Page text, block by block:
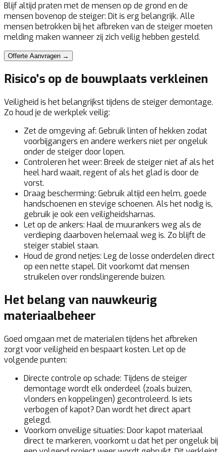
Blijf altijd praten met de mensen op de grond en de
mensen bovenop de steiger: Dit is erg belangrijk. Alle
mensen betrokken bij het afbreken van de steiger moeten
melding maken wanneer zij zich veilig hebben gesteld.
Offerte Aanvragen →
Risico’s op de bouwplaats verkleinen
Veiligheid is het belangrijkst tijdens de steiger demontage.
Zo houd je de werkplek veilig:
Zet de omgeving af: Gebruik linten of hekken zodat
voorbijgangers en andere werkers niet per ongeluk
onder de steiger door lopen.
Controleren het weer: Breek de steiger niet af als het
heel hard waait, regent of als het glad is door de
vorst.
Draag bescherming: Gebruik altijd een helm, goede
handschoenen en stevige schoenen. Als het nodig is,
gebruik je ook een veiligheidsharnas.
Let op de ankers: Haal de muurankers weg als de
verdieping daarboven helemaal weg is. Zo blijft de
steiger stabiel staan.
Houd de grond netjes: Leg de losse onderdelen direct
op een nette stapel. Dit voorkomt dat mensen
struikelen over rondslingerende buizen.
Het belang van nauwkeurig
materiaalbeheer
Goed omgaan met de materialen tijdens het afbreken
zorgt voor veiligheid en bespaart kosten. Let op de
volgende punten:
Directe controle op schade: Tijdens de steiger
demontage wordt elk onderdeel (zoals buizen,
vlonders en koppelingen) gecontroleerd. Is iets
verbogen of kapot? Dan wordt het direct apart
gelegd.
Voorkom onveilige situaties: Door kapot materiaal
direct te markeren, voorkomt u dat het per ongeluk bij